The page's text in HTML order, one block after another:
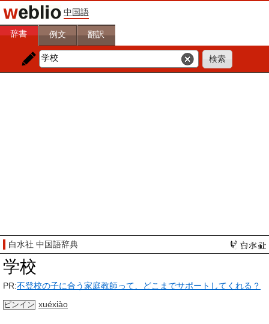
中国語
辞書 例文 翻訳
白水社 中国語辞典
学校
PR:不登校の子に合う家庭教師って、どこまでサポートしてくれる？
ピンイン xuéxiào